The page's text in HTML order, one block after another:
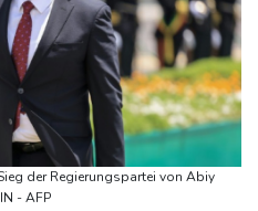
offenbar Online-Aktivitäten noch
muss zentral für Drohnenabwehr
im Streit um US-
Pakistan nach Saudi-Arabien
der Regierungspartei von Abiy
- AFP